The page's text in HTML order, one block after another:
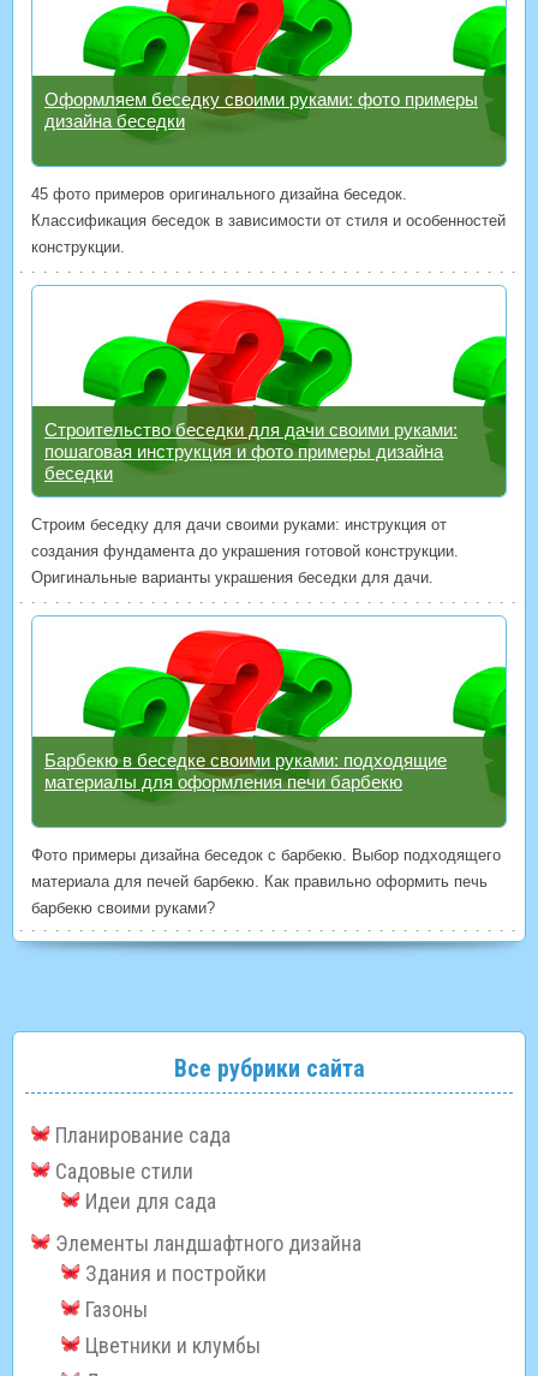
Оформляем беседку своими руками: фото примеры
дизайна беседки
45 фото примеров оригинального дизайна беседок.
Классификация беседок в зависимости от стиля и особенностей
конструкции.
Строительство беседки для дачи своими руками:
пошаговая инструкция и фото примеры дизайна
беседки
Строим беседку для дачи своими руками: инструкция от
создания фундамента до украшения готовой конструкции.
Оригинальные варианты украшения беседки для дачи.
Барбекю в беседке своими руками: подходящие
материалы для оформления печи барбекю
Фото примеры дизайна беседок с барбекю. Выбор подходящего
материала для печей барбекю. Как правильно оформить печь
барбекю своими руками?
Все рубрики сайта
Планирование сада
Садовые стили
Идеи для сада
Элементы ландшафтного дизайна
Здания и постройки
Газоны
Цветники и клумбы